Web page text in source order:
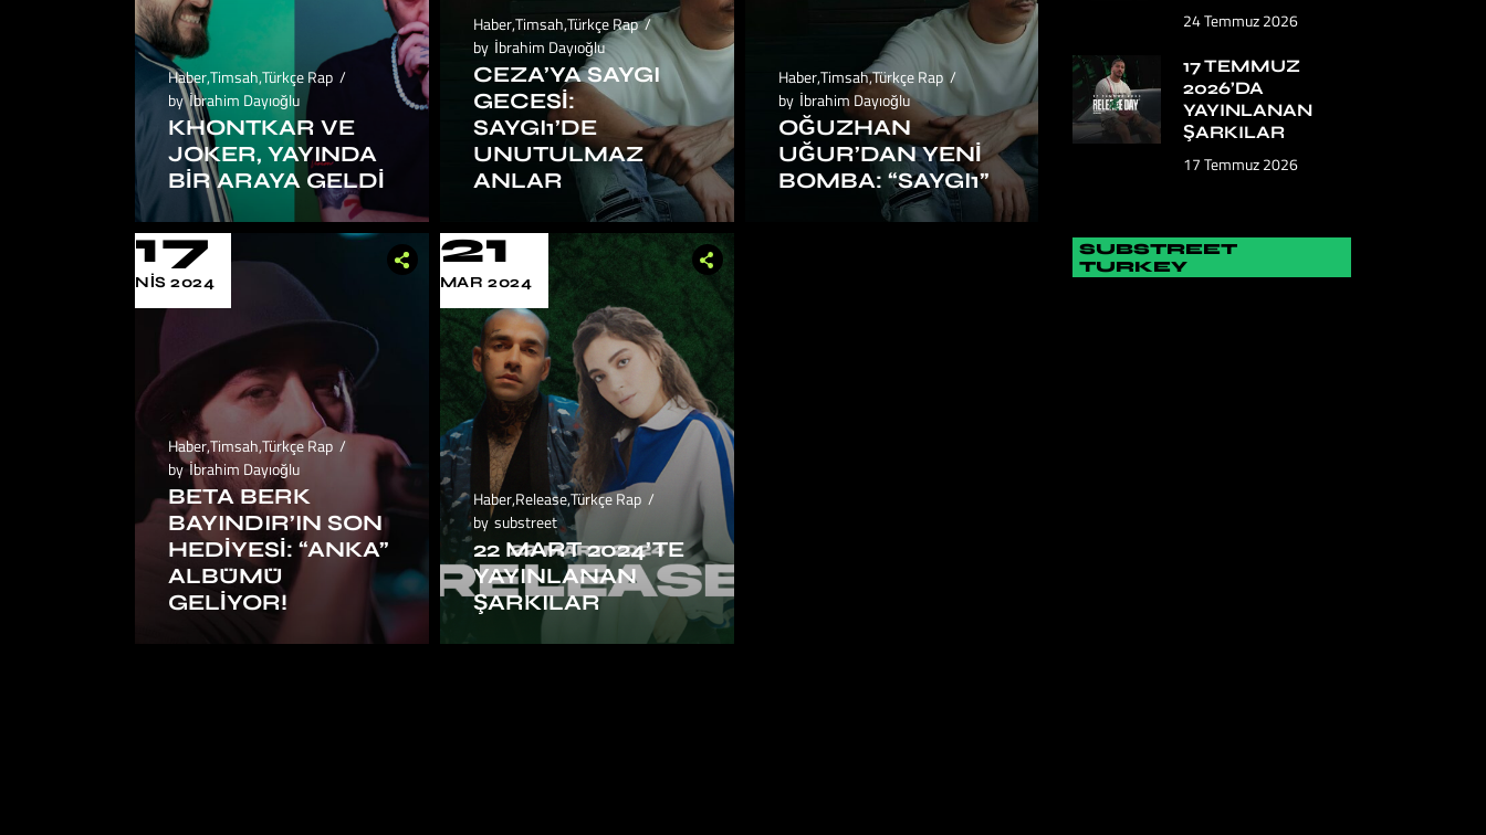
Haber,Timsah,Türkçe Rap
by İbrahim Dayıoğlu
KHONTKAR VE
JOKER, YAYINDA
BIR ARAYA GELDI
Haber,Timsah,Türkçe Rap
by İbrahim Dayıoğlu
CEZA’YA SAYGI
GECESI:
SAYGI1’DE
UNUTULMAZ
ANLAR
Haber,Timsah,Türkçe Rap
by İbrahim Dayıoğlu
OĞUZHAN
UĞUR’DAN YENI
BOMBA: “SAYGI1”
17
NIS 2024
Haber,Timsah,Türkçe Rap
by İbrahim Dayıoğlu
BETA BERK
BAYINDIR’IN SON
HEDIYESI: “ANKA”
ALBÜMÜ
GELIYOR!
21
MAR 2024
Haber,Release,Türkçe Rap
by substreet
22 MART 2024’TE
YAYINLANAN
ŞARKILAR
24 Temmuz 2026
17 TEMMUZ
2026’DA
YAYINLANAN
ŞARKILAR
17 Temmuz 2026
SUBSTREET
TURKEY